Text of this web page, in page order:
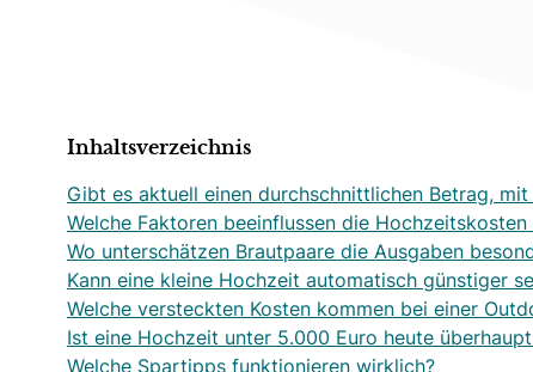
Inhaltsverzeichnis
Gibt es aktuell einen durchschnittlichen Betrag,
Welche Faktoren beeinflussen die
Wo unterschätzen Brautpaare die Ausgaben
Kann eine kleine Hochzeit automatisch günstiger
Welche versteckten Kosten kommen bei einer
Ist eine Hochzeit unter 5.000 Euro heute
Welche Spartipps funktionieren wirklich?